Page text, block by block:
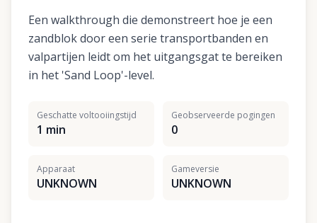
Een walkthrough die demonstreert hoe je een
zandblok door een serie transportbanden en
valpartijen leidt om het uitgangsgat te bereiken
in het 'Sand Loop'-level.
Geschatte voltooiingstijd
1 min
Geobserveerde pogingen
0
Apparaat
UNKNOWN
Gameversie
UNKNOWN